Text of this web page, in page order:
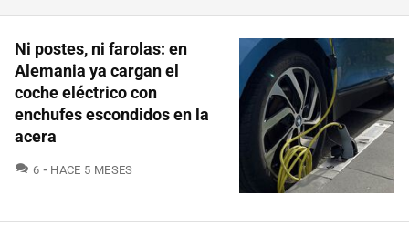
Ni postes, ni farolas: en
Alemania ya cargan el
coche eléctrico con
enchufes escondidos en la
acera
6 COMENTARIOS
HACE 5 MESES